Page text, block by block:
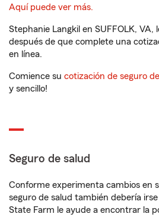
Aquí puede ver más.
Stephanie Langkil en SUFFOLK, VA,
después de que complete una
en línea.
Comience su cotización de seguro
y sencillo!
Seguro de salud
Conforme experimenta cambios en
seguro de salud también debería
State Farm le ayude a encontrar la